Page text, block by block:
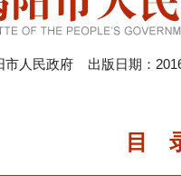
市人民政府 出版日期：
目